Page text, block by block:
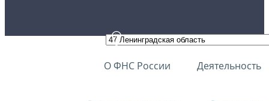
О ФНС России Деятельность